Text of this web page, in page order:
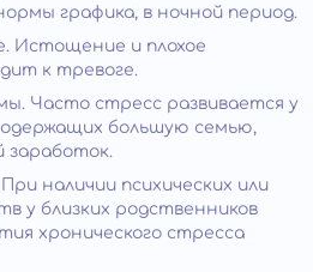
графика, в ночной период.
Истощение и плохое
к тревоге.
Часто стресс развивается у
большую семью,
заработок.
наличии психических или
у близких родственников
хронического стресса